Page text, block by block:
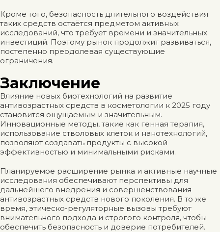
Кроме того, безопасность длительного воздействия
таких средств остаётся предметом активных
исследований, что требует времени и значительных
инвестиций. Поэтому рынок продолжит развиваться,
постепенно преодолевая существующие
ограничения.
Заключение
Влияние новых биотехнологий на развитие
антивозрастных средств в косметологии к 2025 году
становится ощущаемым и значительным.
Инновационные методы, такие как генная терапия,
использование стволовых клеток и нанотехнологий,
позволяют создавать продукты с высокой
эффективностью и минимальными рисками.
Планируемое расширение рынка и активные научные
исследования обеспечивают перспективы для
дальнейшего внедрения и совершенствования
антивозрастных средств нового поколения. В то же
время, этическо-регуляторные вызовы требуют
внимательного подхода и строгого контроля, чтобы
обеспечить безопасность и доверие потребителей.